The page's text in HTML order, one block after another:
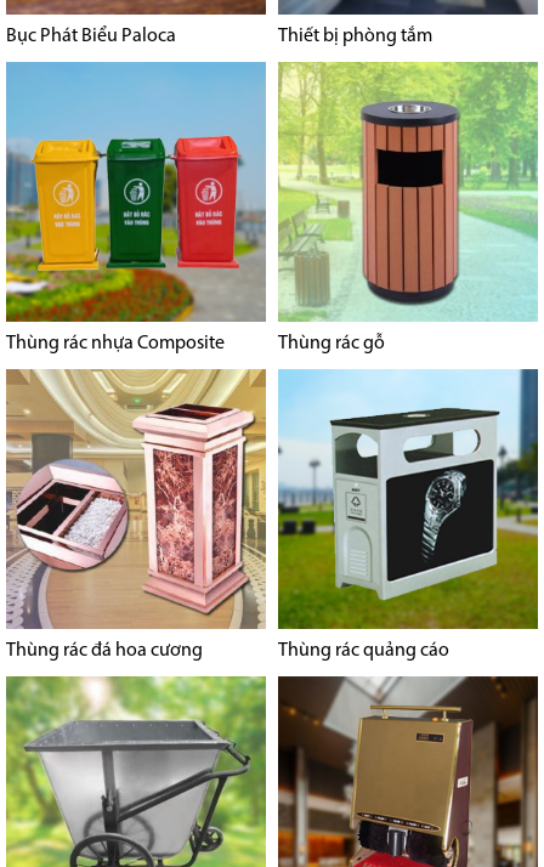
Bục Phát Biểu Paloca Thiết bị phòng tắm
Thùng rác nhựa Composite Thùng rác gỗ
Thùng rác đá hoa cương Thùng rác quảng cáo